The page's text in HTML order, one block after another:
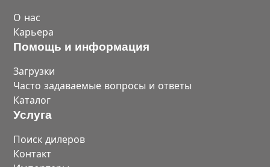
О нас
Карьера
Помощь и информация
Загрузки
Часто задаваемые вопросы и ответы
Каталог
Услуга
Поиск дилеров
Контакт